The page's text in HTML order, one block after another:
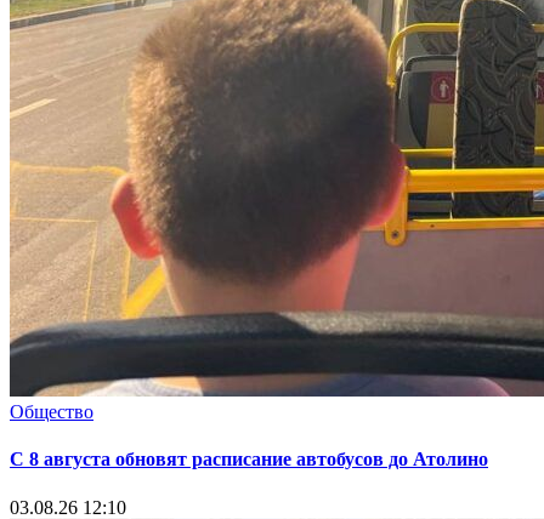
Общество
С 8 августа обновят расписание автобусов до Атолино
03.08.26 12:10